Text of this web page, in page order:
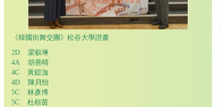
《韓國街舞交團》松谷大學證書
2D 梁叡琳
4A 胡善晴
4C 黃鎧泇
4D 陳貝怡
5C 林彥博
5C 杜桓茵